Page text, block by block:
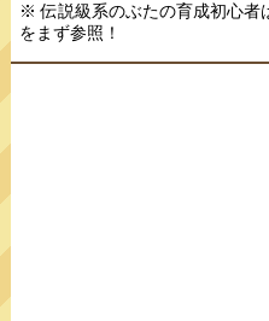
※ 伝説級系のぶたの育成初心者
をまず参照！